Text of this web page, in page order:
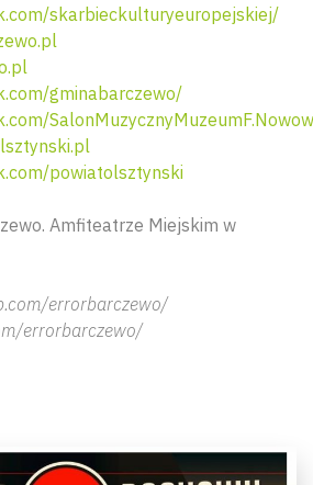
skarbieckulturyeuropejskiej/
gminabarczewo/
powiatolsztynski
Amfiteatrze Miejskim w
errorbarczewo/
errorbarczewo/